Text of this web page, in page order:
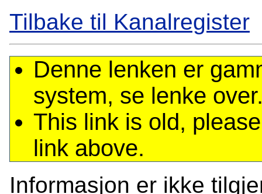
Tilbake til Kanalregister
Denne lenken er
system, se lenke
This link is old,
link above.
Informasjon er ikke